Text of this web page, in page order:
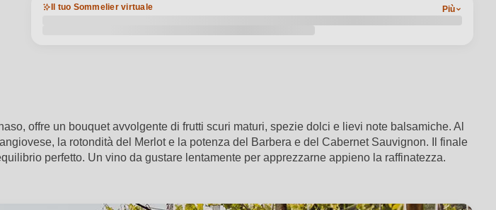
Il tuo Sommelier virtuale Più
offre un bouquet avvolgente di frutti scuri maturi, spezie dolci e lievi note balsamiche. Al
la rotondità del Merlot e la potenza del Barbera e del Cabernet Sauvignon. Il finale
perfetto. Un vino da gustare lentamente per apprezzarne appieno la raffinatezza.